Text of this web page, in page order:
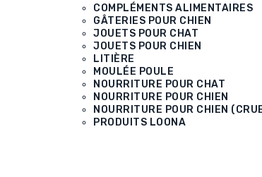
COMPLÉMENTS ALIMENTAIRES
GÂTERIES POUR CHIEN
JOUETS POUR CHAT
JOUETS POUR CHIEN
LITIÈRE
MOULÉE POULE
NOURRITURE POUR CHAT
NOURRITURE POUR CHIEN
NOURRITURE POUR CHIEN
PRODUITS LOONA